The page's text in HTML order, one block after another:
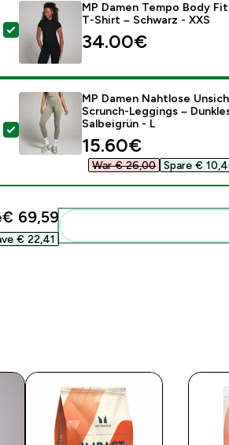
Dieses Produkt ausw�hlen - MP
MP Damen Tempo Body
T-Shirt – Schwarz - XXS
34.00€‎
Dieses Produkt ausw�hlen - MP
MP Damen Nahtlose
Scrunch-Leggings –
Salbeigrün - L
discounted price
15.60€‎
War € 26,00‎ Spare €
€ 69,59‎
€ 22,41‎